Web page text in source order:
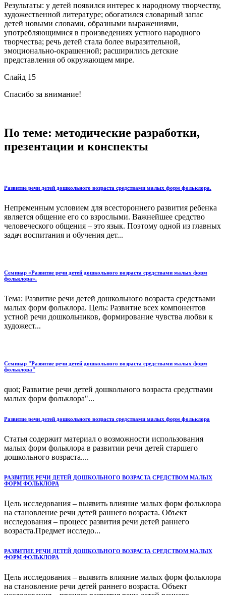
Результаты: у детей появился интерес к народному творчеству,
художественной литературе; обогатился словарный запас
детей новыми словами, образными выражениями,
употребляющимися в произведениях устного народного
творчества; речь детей стала более выразительной,
эмоционально-окрашенной; расширились детские
представления об окружающем мире.
Слайд 15
Спасибо за внимание!
По теме: методические разработки,
презентации и конспекты
Развитие речи детей дошкольного возраста средствами малых форм фольклора.
Непременным условием для всестороннего развития ребенка
является общение его со взрослыми. Важнейшее средство
человеческого общения – это язык. Поэтому одной из главных
задач воспитания и обучения дет...
Семинар «Развитие речи детей дошкольного возраста средствами малых форм
фольклора».
Тема: Развитие речи детей дошкольного возраста средствами
малых форм фольклора. Цель: Развитие всех компонентов
устной речи дошкольников, формирование чувства любви к
художест...
Семинар "Развитие речи детей дошкольного возраста средствами малых форм
фольклора"
quot; Развитие речи детей дошкольного возраста средствами
малых форм фольклора"...
Развитие речи детей дошкольного возраста средствами малых форм фольклора
Статья содержит материал о возможности использования
малых форм фольклора в развитии речи детей старшего
дошкольного возраста....
РАЗВИТИЕ РЕЧИ ДЕТЕЙ ДОШКОЛЬНОГО ВОЗРАСТА СРЕДСТВОМ МАЛЫХ
ФОРМ ФОЛЬКЛОРА
Цель исследования – выявить влияние малых форм фольклора
на становление речи детей раннего возраста. Объект
исследования – процесс развития речи детей раннего
возраста.Предмет исследо...
РАЗВИТИЕ РЕЧИ ДЕТЕЙ ДОШКОЛЬНОГО ВОЗРАСТА СРЕДСТВОМ МАЛЫХ
ФОРМ ФОЛЬКЛОРА
Цель исследования – выявить влияние малых форм фольклора
на становление речи детей раннего возраста. Объект